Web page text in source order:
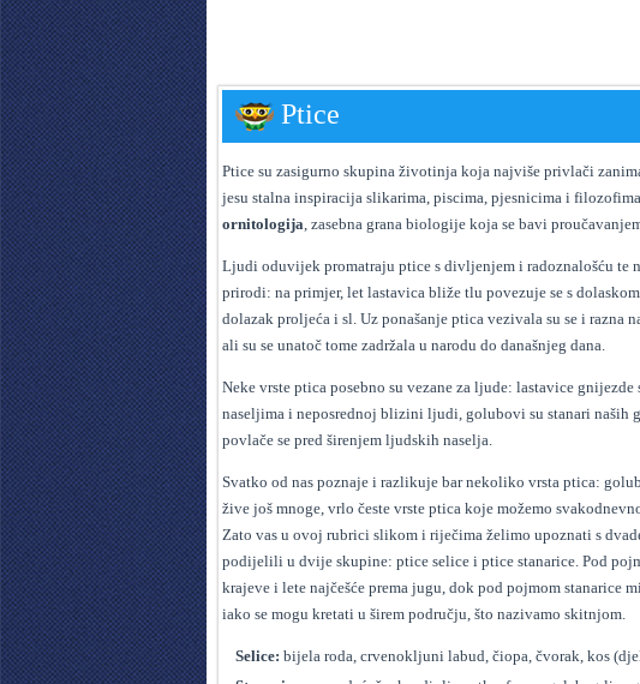
Ptice
Ptice su zasigurno skupina životinja koja najviše privlači
jesu stalna inspiracija slikarima, piscima, pjesnicima i
ornitologija, zasebna grana biologije koja se bavi
Ljudi oduvijek promatraju ptice s divljenjem i radoznalošću te
prirodi: na primjer, let lastavica bliže tlu povezuje se s
dolazak proljeća i sl. Uz ponašanje ptica vezivala su se i razna
ali su se unatoč tome zadržala u narodu do današnjeg dana.
Neke vrste ptica posebno su vezane za ljude: lastavice
naseljima i neposrednoj blizini ljudi, golubovi su stanari naših
povlače se pred širenjem ljudskih naselja.
Svatko od nas poznaje i razlikuje bar nekoliko vrsta ptica:
žive još mnoge, vrlo česte vrste ptica koje možemo
Zato vas u ovoj rubrici slikom i riječima želimo upoznati s
podijelili u dvije skupine: ptice selice i ptice stanarice. Pod
krajeve i lete najčešće prema jugu, dok pod pojmom stanarice
iako se mogu kretati u širem području, što nazivamo skitnjom.
Selice: bijela roda, crvenokljuni labud, čiopa, čvorak, kos